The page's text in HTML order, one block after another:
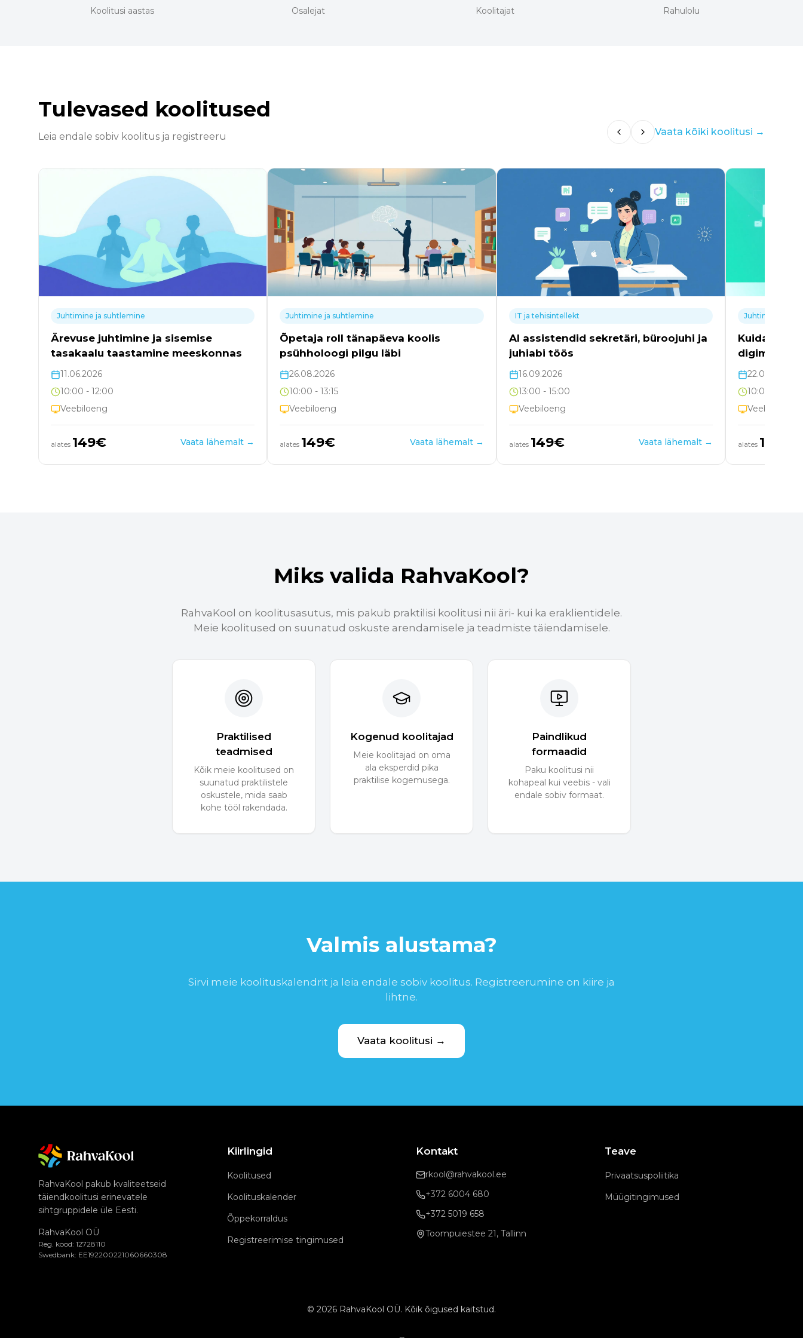
Koolitusi aastas Osalejat Koolitajat Rahulolu
Tulevased koolitused
Leia endale sobiv koolitus ja registreeru Vaata kõiki koolitusi →
lähemalt →
Juhtimine ja suhtlemine
Õpetaja roll tänapäeva koolis
psühholoogi pilgu läbi
10:00
Veebiloeng
alates Vaata lähemalt →
IT ja tehisintellekt
AI assistendid sekretäri, büroojuhi ja
juhiabi töös
16.09.2026
13:00
Veebiloeng
alates Vaata lähemalt →
Juhtimine ja suhtlemine
Kuidas hoida tööfookust ja
digimüras mälu targalt kasutada?
22.09.2026
10:00
Veebiloeng
alates Vaata lähemalt →
Miks valida RahvaKool?
RahvaKool on koolitusasutus, mis pakub praktilisi koolitusi nii äri- kui ka eraklientidele.
Meie koolitused on suunatud oskuste arendamisele ja teadmiste täiendamisele.
Praktilised
teadmised
Kõik meie koolitused on
suunatud praktilistele
oskustele, mida saab
kohe tööl rakendada.
Kogenud koolitajad
Meie koolitajad on oma
ala eksperdid pika
praktilise kogemusega.
Paindlikud
formaadid
Paku koolitusi nii
kohapeal kui veebis - vali
endale sobiv formaat.
Valmis alustama?
Sirvi meie koolituskalendrit ja leia endale sobiv koolitus. Registreerumine on kiire ja
lihtne.
Vaata koolitusi →
RahvaKool pakub kvaliteetseid
täiendkoolitusi erinevatele
sihtgruppidele üle Eesti.
RahvaKool OÜ
Reg. kood: 12728110
Swedbank: EE192200221060660308
Kiirlingid
Koolitused
Koolituskalender
Õppekorraldus
Registreerimise tingimused
Kontakt
rkool@rahvakool.ee
+372 6004 680
+372 5019 658
Toompuiestee 21, Tallinn
Teave
Privaatsuspoliitika
Müügitingimused
© 2026 RahvaKool OÜ. Kõik õigused kaitstud.